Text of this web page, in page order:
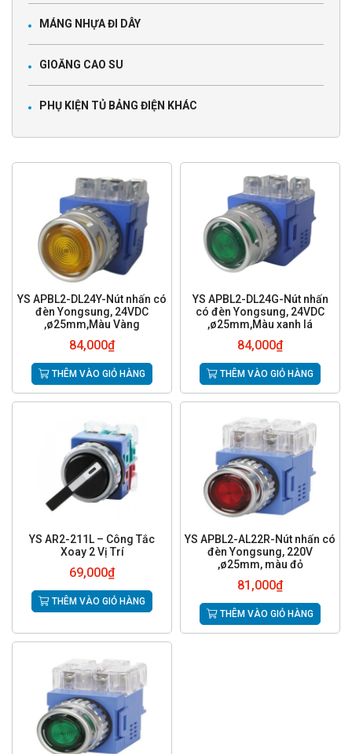
MÁNG NHỰA ĐI DÂY
GIOĂNG CAO SU
PHỤ KIỆN TỦ BẢNG ĐIỆN KHÁC
YS APBL2-DL24Y-Nút nhấn có
đèn Yongsung, 24VDC
,ø25mm,Màu Vàng
84,000₫
THÊM VÀO GIỎ HÀNG
YS APBL2-DL24G-Nút nhấn
có đèn Yongsung, 24VDC
,ø25mm,Màu xanh lá
84,000₫
THÊM VÀO GIỎ HÀNG
YS AR2-211L – Công Tắc
Xoay 2 Vị Trí
69,000₫
THÊM VÀO GIỎ HÀNG
YS APBL2-AL22R-Nút nhấn có
đèn Yongsung, 220V
,ø25mm, màu đỏ
81,000₫
THÊM VÀO GIỎ HÀNG